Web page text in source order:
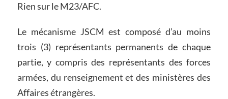
Rien sur le M23/AFC.
Le mécanisme JSCM est composé d’au moins
trois (3) représentants permanents de chaque
partie, y compris des représentants des forces
armées, du renseignement et des ministères des
Affaires étrangères.